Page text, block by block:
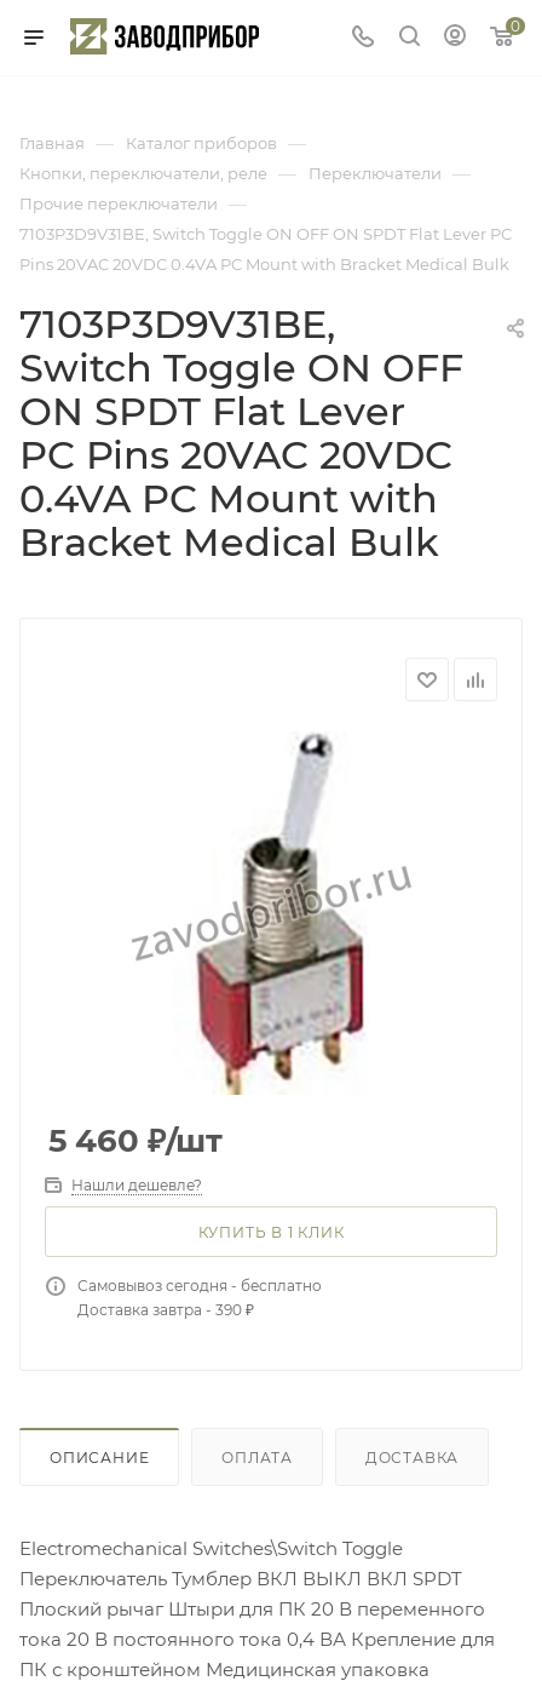
0
Главная — Каталог приборов —
Кнопки, переключатели, реле — Переключатели —
Прочие переключатели —
7103P3D9V31BE, Switch Toggle ON OFF ON SPDT Flat Lever PC
Pins 20VAC 20VDC 0.4VA PC Mount with Bracket Medical Bulk
7103P3D9V31BE,
Switch Toggle ON OFF
ON SPDT Flat Lever
PC Pins 20VAC 20VDC
0.4VA PC Mount with
Bracket Medical Bulk
5 460 ₽/шт
Нашли дешевле?
КУПИТЬ В 1 КЛИК
Самовывоз сегодня - бесплатно
Доставка завтра - 390 ₽
ОПИСАНИЕ ОПЛАТА ДОСТАВКА
Electromechanical Switches\Switch Toggle
Переключатель Тумблер ВКЛ ВЫКЛ ВКЛ SPDT
Плоский рычаг Штыри для ПК 20 В переменного
тока 20 В постоянного тока 0,4 ВА Крепление для
ПК с кронштейном Медицинская упаковка